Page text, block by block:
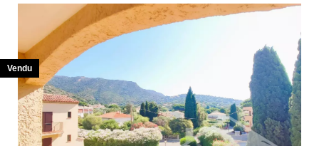
Vendu